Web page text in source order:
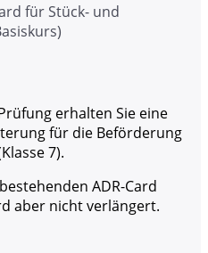
für Stück- und
erhalten Sie eine
für die Beförderung
7).
ADR-Card
aber nicht verlängert.